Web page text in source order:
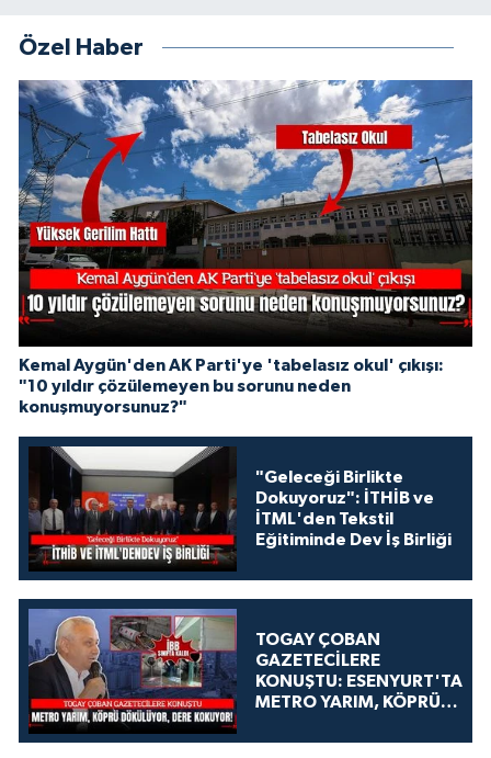
Özel Haber
Kemal Aygün'den AK Parti'ye 'tabelasız okul' çıkışı:
"10 yıldır çözülemeyen bu sorunu neden
konuşmuyorsunuz?"
"Geleceği Birlikte
Dokuyoruz": İTHİB ve
İTML'den Tekstil
Eğitiminde Dev İş Birliği
TOGAY ÇOBAN
GAZETECİLERE
KONUŞTU: ESENYURT'TA
METRO YARIM, KÖPRÜ
KOKUYOR!